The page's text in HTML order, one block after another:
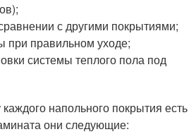
с другими покрытиями;
при правильном уходе;
системы теплого пола под
напольного покрытия есть
они следующие: